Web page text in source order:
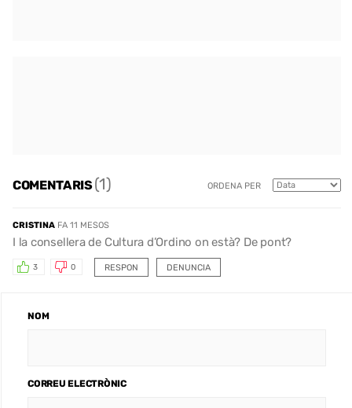
COMENTARIS(1) ORDENA PER
CRISTINA FA 11 MESOS
I la consellera de Cultura d’Ordino on està? De pont?
RESPON
3 0 DENUNCIA
NOM
CORREU ELECTRÒNIC